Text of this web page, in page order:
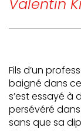
Valentin
Fils d’un
baigné dans
s’est essayé à
persévéré
sans que sa